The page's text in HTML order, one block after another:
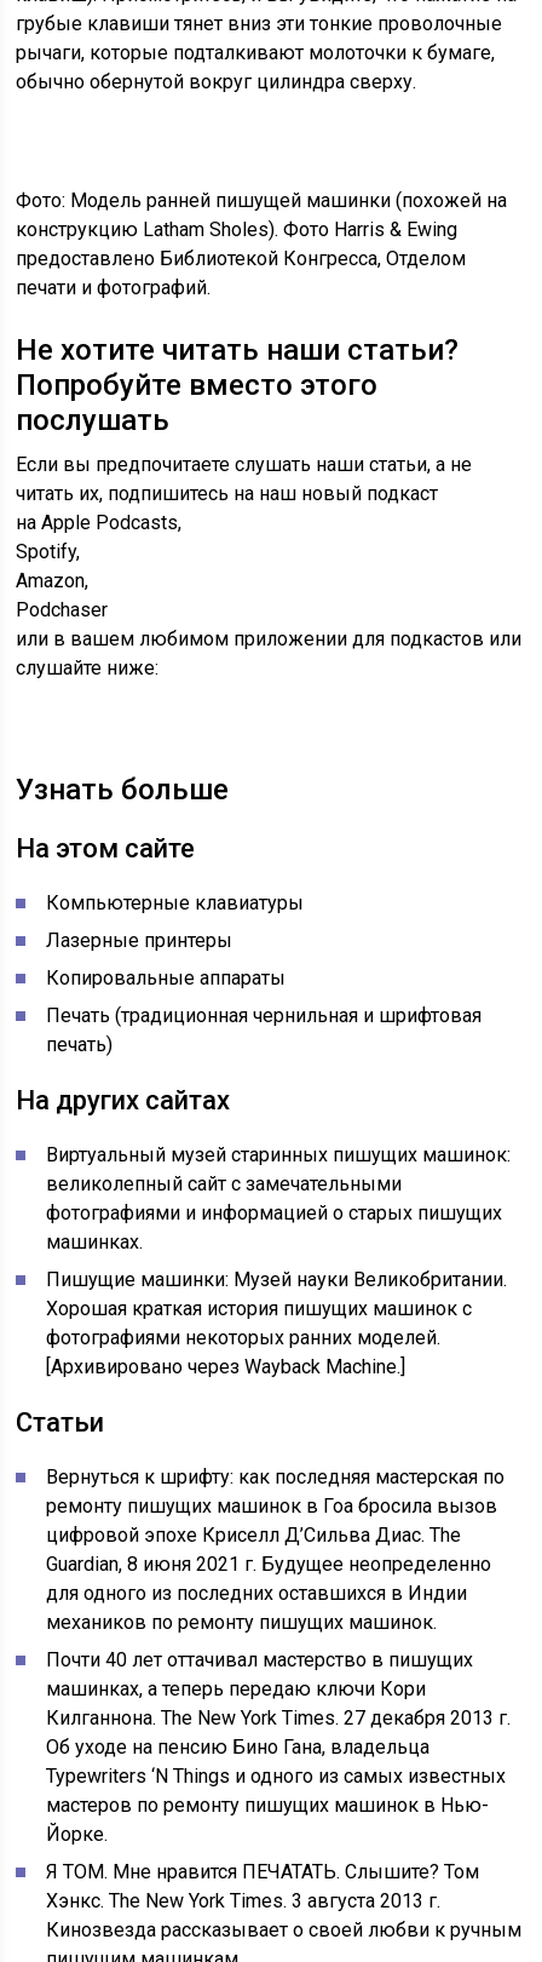
грубые клавиши тянет вниз эти тонкие проволочные
рычаги, которые подталкивают молоточки к бумаге,
обычно обернутой вокруг цилиндра сверху.
Фото: Модель ранней пишущей машинки (похожей на
конструкцию Latham Sholes). Фото Harris & Ewing
предоставлено Библиотекой Конгресса, Отделом
печати и фотографий.
Не хотите читать наши статьи?
Попробуйте вместо этого
послушать
Если вы предпочитаете слушать наши статьи, а не
читать их, подпишитесь на наш новый подкаст
на Apple Podcasts,
Spotify,
Amazon,
Podchaser
или в вашем любимом приложении для подкастов или
слушайте ниже:
Узнать больше
На этом сайте
Компьютерные клавиатуры
Лазерные принтеры
Копировальные аппараты
Печать (традиционная чернильная и шрифтовая
печать)
На других сайтах
Виртуальный музей старинных пишущих машинок:
великолепный сайт с замечательными
фотографиями и информацией о старых пишущих
машинках.
Пишущие машинки: Музей науки Великобритании.
Хорошая краткая история пишущих машинок с
фотографиями некоторых ранних моделей.
[Архивировано через Wayback Machine.]
Статьи
Вернуться к шрифту: как последняя мастерская по
ремонту пишущих машинок в Гоа бросила вызов
цифровой эпохе Криселл Д’Сильва Диас. The
Guardian, 8 июня 2021 г. Будущее неопределенно
для одного из последних оставшихся в Индии
механиков по ремонту пишущих машинок.
Почти 40 лет оттачивал мастерство в пишущих
машинках, а теперь передаю ключи Кори
Килганнона. The New York Times. 27 декабря 2013 г.
Об уходе на пенсию Бино Гана, владельца
Typewriters ‘N Things и одного из самых известных
мастеров по ремонту пишущих машинок в Нью-
Йорке.
Я ТОМ. Мне нравится ПЕЧАТАТЬ. Слышите? Том
Хэнкс. The New York Times. 3 августа 2013 г.
Кинозвезда рассказывает о своей любви к ручным